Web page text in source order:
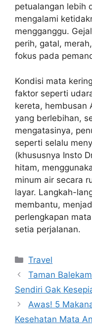
petualangan lebih
mengalami
mengganggu.
perih, gatal,
fokus pada
Kondisi mata
faktor seperti
kereta, hembusan
yang berlebihan,
mengatasinya,
seperti selalu
(khususnya Insto
hitam,
minum air secara
layar. Langkah-
membantu,
perlengkapan
setia perjalanan.
Categories
Travel
Taman
Sendiri Gak
Awas! 5
Kesehatan Mata